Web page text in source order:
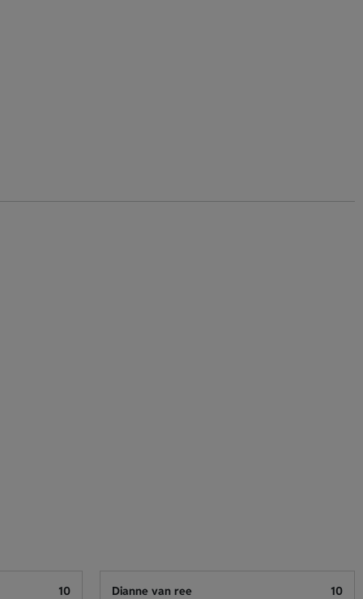
10
Dianne van ree
10